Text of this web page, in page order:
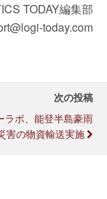
TODAY編集部
today.com
次の投稿
ラボ、能登半島豪雨
害の物資輸送実施